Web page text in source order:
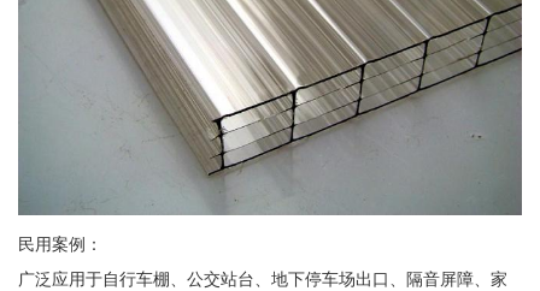
民用案例：
广泛应用于自行车棚、公交站台、地下停车场出口、隔音屏障、家